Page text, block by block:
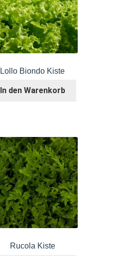
Lollo Biondo Kiste
In den Warenkorb
Rucola Kiste